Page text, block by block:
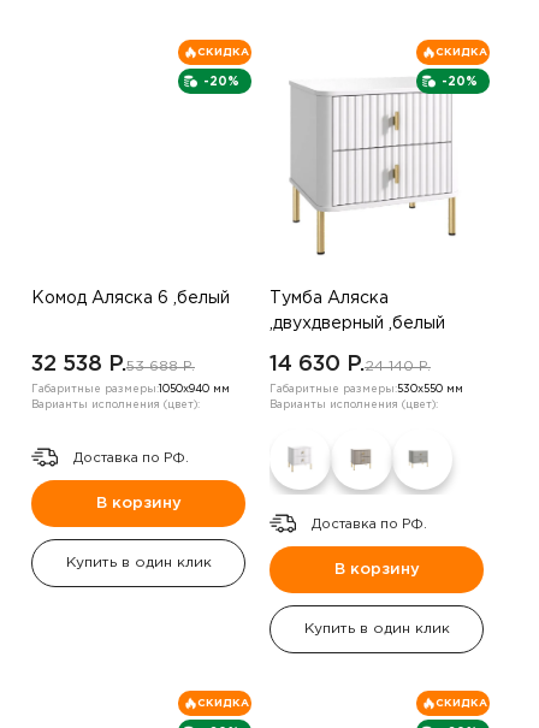
-20%
СКИДКА
Комод Аляска 6 ,белый
32 538 P.53 688 P.
Габаритные размеры: 1050х940 мм
Варианты исполнения (цвет):
Доставка по РФ.
В корзину
Купить в один клик
-20%
СКИДКА
Тумба Аляска
,двухдверный ,белый
14 630 P.24 140 P.
Габаритные размеры:530х550 мм
Варианты исполнения (цвет):
Доставка по РФ.
В корзину
Купить в один клик
СКИДКА СКИДКА